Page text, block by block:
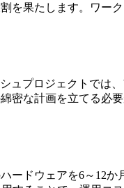
果たします。ワー
プロジェクトでは
密な計画を立てる必
ドウェアを6～12